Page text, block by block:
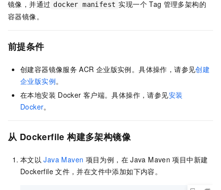
镜像，并通过 docker manifest 实现一个 Tag 管理多架构的
容器镜像。
前提条件
创建容器镜像服务 ACR 企业版实例。具体操作，请参见创建
企业版实例。
在本地安装 Docker 客户端。具体操作，请参见安装
Docker。
从 Dockerfile 构建多架构镜像
本文以 Java Maven 项目为例，在 Java Maven 项目中新建
Dockerfile 文件，并在文件中添加如下内容。